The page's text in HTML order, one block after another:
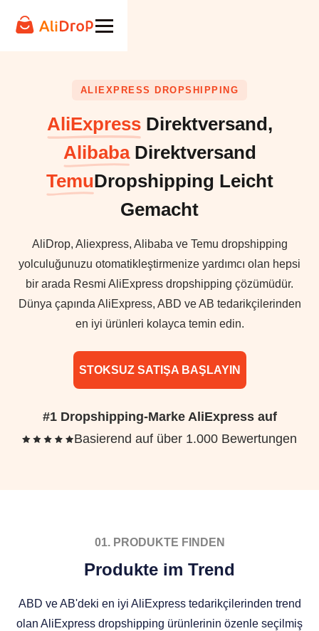
ALIEXPRESS DROPSHIPPING
AliExpressDirektversand,
AlibabaDirektversand
TemuDropshipping Leicht
Gemacht
AliDrop, Aliexpress, Alibaba ve Temu dropshipping
yolculuğunuzu otomatikleştirmenize yardımcı olan hepsi
bir arada Resmi AliExpress dropshipping çözümüdür.
Dünya çapında AliExpress, ABD ve AB tedarikçilerinden
en iyi ürünleri kolayca temin edin.
STOKSUZ SATIŞA BAŞLAYIN
#1 Dropshipping-Marke AliExpress auf
Basierend auf über 1.000 Bewertungen
01. PRODUKTE FINDEN
Produkte im Trend
ABD ve AB'deki en iyi AliExpress tedarikçilerinden trend
olan AliExpress dropshipping ürünlerinin özenle seçilmiş